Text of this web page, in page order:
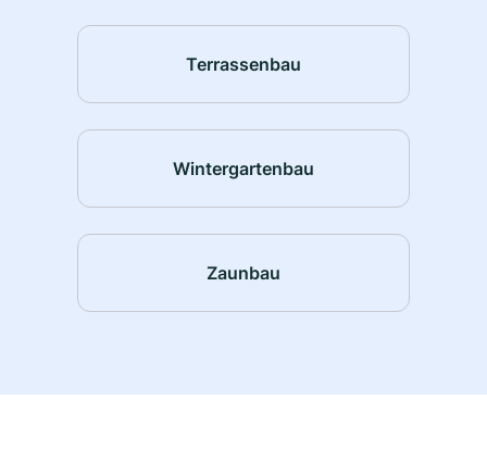
Terrassenbau
Wintergartenbau
Zaunbau